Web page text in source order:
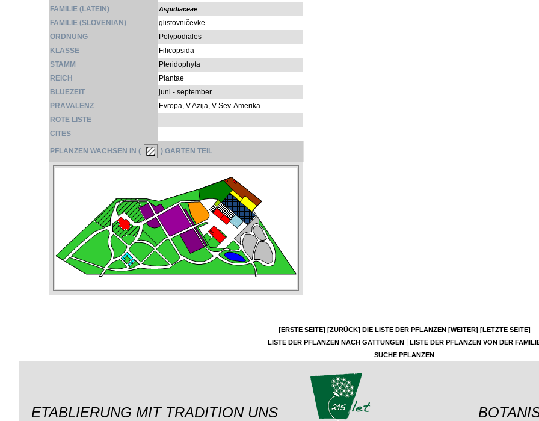
FAMILIE (LATEIN) Aspidiaceae
FAMILIE (SLOVENIAN)
glistovničevke
ORDNUNG
Polypodiales
KLASSE
Filicopsida
STAMM
Pteridophyta
REICH
Plantae
BLÜEZEIT
juni - september
PRÄVALENZ
Evropa, V Azija, V Sev. Amerika
ROTE LISTE
CITES
PFLANZEN WACHSEN IN ( ) GARTEN TEIL
[ERSTE SEITE] [ZURÜCK] DIE LISTE DER PFLANZEN [WEITER] [LETZTE SEITE]
LISTE DER PFLANZEN NACH GATTUNGEN
LISTE DER PFLANZEN VON DER
SUCHE PFLANZEN
ETABLIERUNG MIT TRADITION UNS